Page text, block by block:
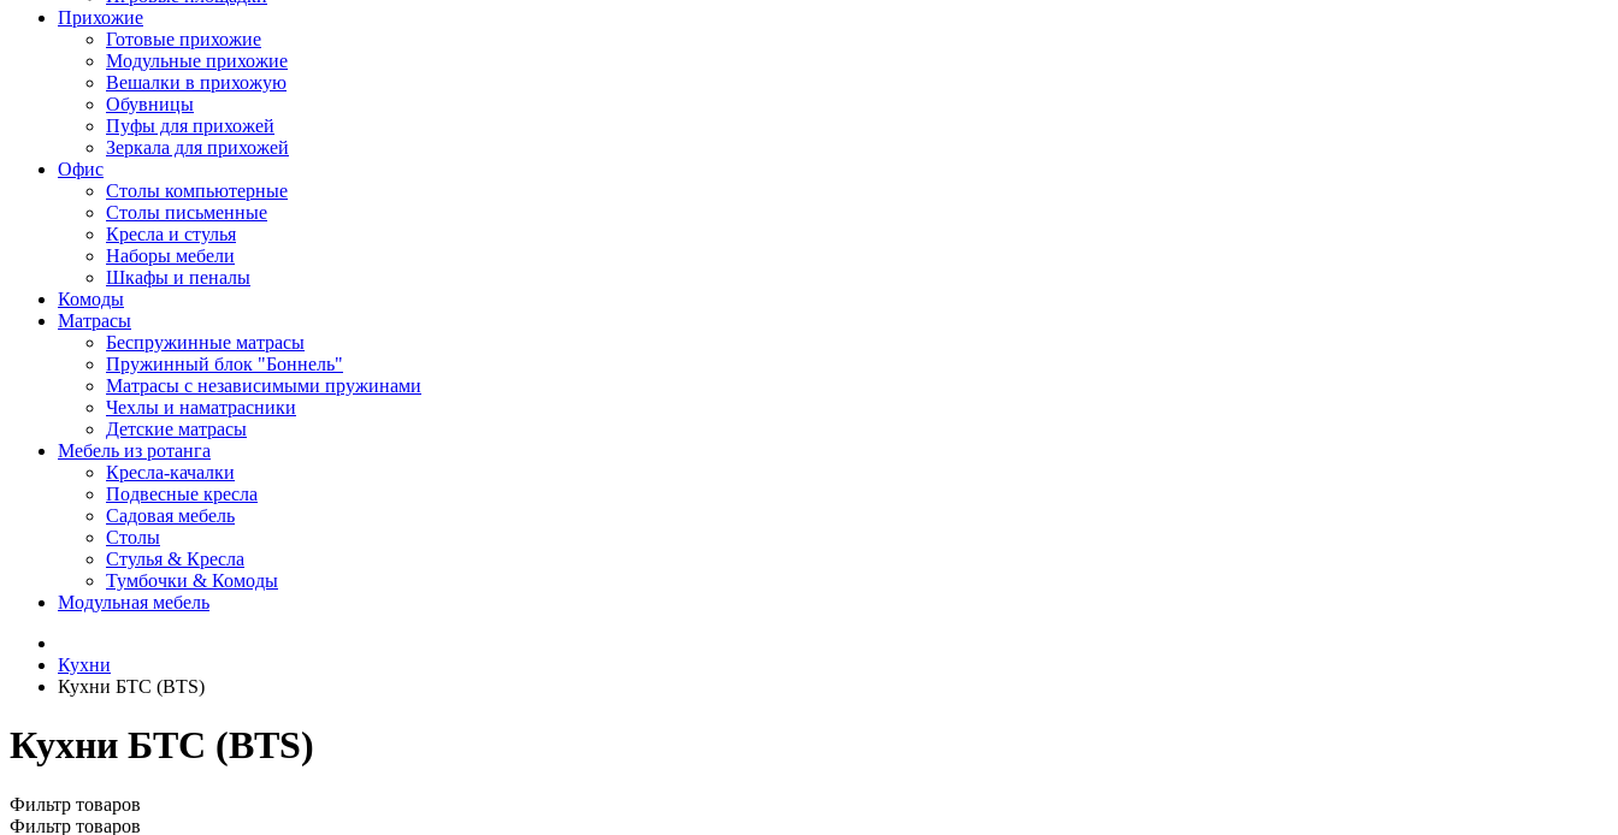
Прихожие
Готовые прихожие
Модульные прихожие
Вешалки в прихожую
Обувницы
Пуфы для прихожей
Зеркала для прихожей
Офис
Столы компьютерные
Столы письменные
Кресла и стулья
Наборы мебели
Шкафы и пеналы
Комоды
Матрасы
Беспружинные матрасы
Пружинный блок "Боннель"
Матрасы с независимыми пружинами
Чехлы и наматрасники
Детские матрасы
Мебель из ротанга
Кресла-качалки
Подвесные кресла
Садовая мебель
Столы
Стулья & Кресла
Тумбочки & Комоды
Модульная мебель
Кухни
Кухни БТС (BTS)
Кухни БТС (BTS)
Фильтр товаров
Фильтр товаров